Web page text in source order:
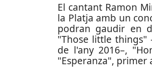
El cantant Ramon
la Platja amb un
podran gaudir en
"Those little things"
de l'any 2016–,
"Esperanza", primer